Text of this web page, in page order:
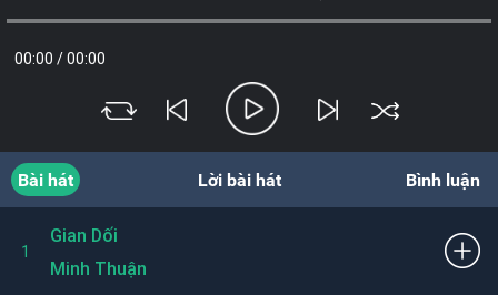
00:00 /00:00
Bài hát Lời bài hát Bình luận
1
Gian Dối
Minh Thuận